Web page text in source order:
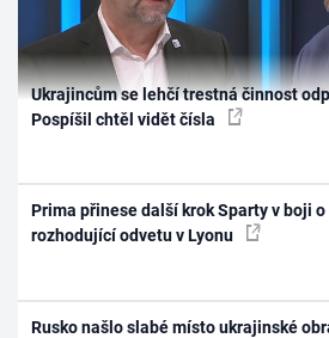
Ukrajincům se lehčí trestná činnost
Pospíšil chtěl vidět čísla
Prima přinese další krok Sparty v boji
rozhodující odvetu v Lyonu
Rusko našlo slabé místo ukrajinské